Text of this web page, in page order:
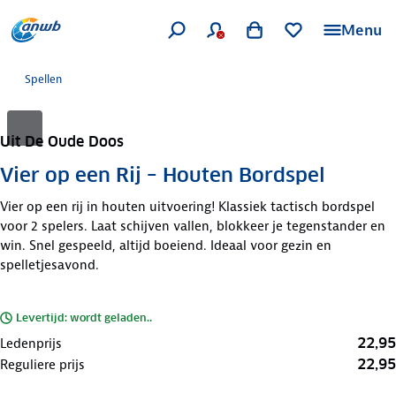
Menu
Spellen
Uit De Oude Doos
Vier op een Rij – Houten Bordspel
Vier op een rij in houten uitvoering! Klassiek tactisch bordspel
voor 2 spelers. Laat schijven vallen, blokkeer je tegenstander en
win. Snel gespeeld, altijd boeiend. Ideaal voor gezin en
spelletjesavond.
Levertijd: wordt geladen..
Ledenprijs 22,95
Reguliere prijs 22,95